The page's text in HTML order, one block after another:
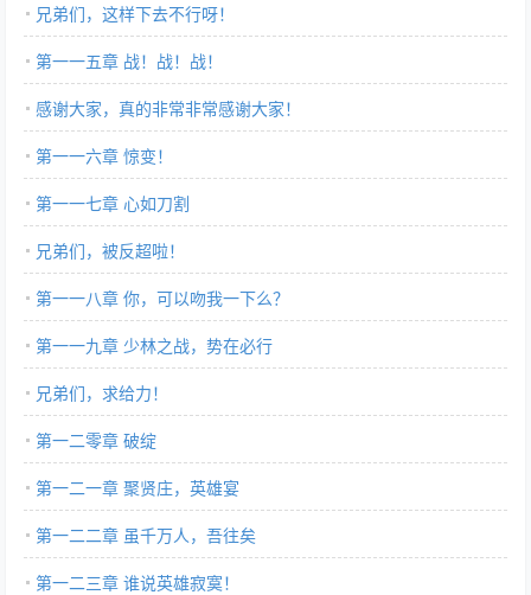
兄弟们，这样下去不行呀！
第一一五章 战！战！战！
感谢大家，真的非常非常感谢大家！
第一一六章 惊变！
第一一七章 心如刀割
兄弟们，被反超啦！
第一一八章 你，可以吻我一下么？
第一一九章 少林之战，势在必行
兄弟们，求给力！
第一二零章 破绽
第一二一章 聚贤庄，英雄宴
第一二二章 虽千万人，吾往矣
第一二三章 谁说英雄寂寞！